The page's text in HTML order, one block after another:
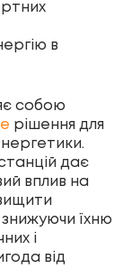
в
собою
рішення для
дає
вплив на
їхню
і
від